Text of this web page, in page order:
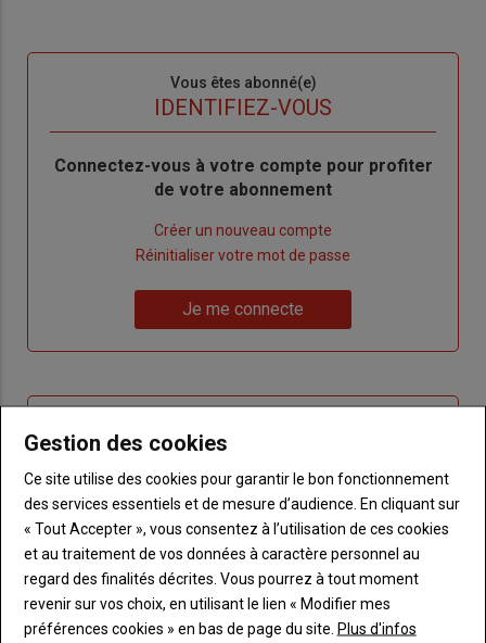
Vous êtes abonné(e)
IDENTIFIEZ-VOUS
Body
Connectez-vous à votre compte pour profiter
de votre abonnement
Créer un nouveau compte
de
Réinitialiser votre mot de passe
me
Je me connecte
titre
TITRE CRÉEZ UN COMPTE
BodyChoisissez votre formule et créez votre
compte pour accéder à tout Terre de
Touraine.
Lien Créez un compte
Gestion des cookies
Ce site utilise des cookies pour garantir le bon fonctionnement
des services essentiels et de mesure d’audience. En cliquant sur
« Tout Accepter », vous consentez à l’utilisation de ces cookies
et au traitement de vos données à caractère personnel au
regard des finalités décrites. Vous pourrez à tout moment
revenir sur vos choix, en utilisant le lien « Modifier mes
préférences cookies » en bas de page du site. Plus d'infos